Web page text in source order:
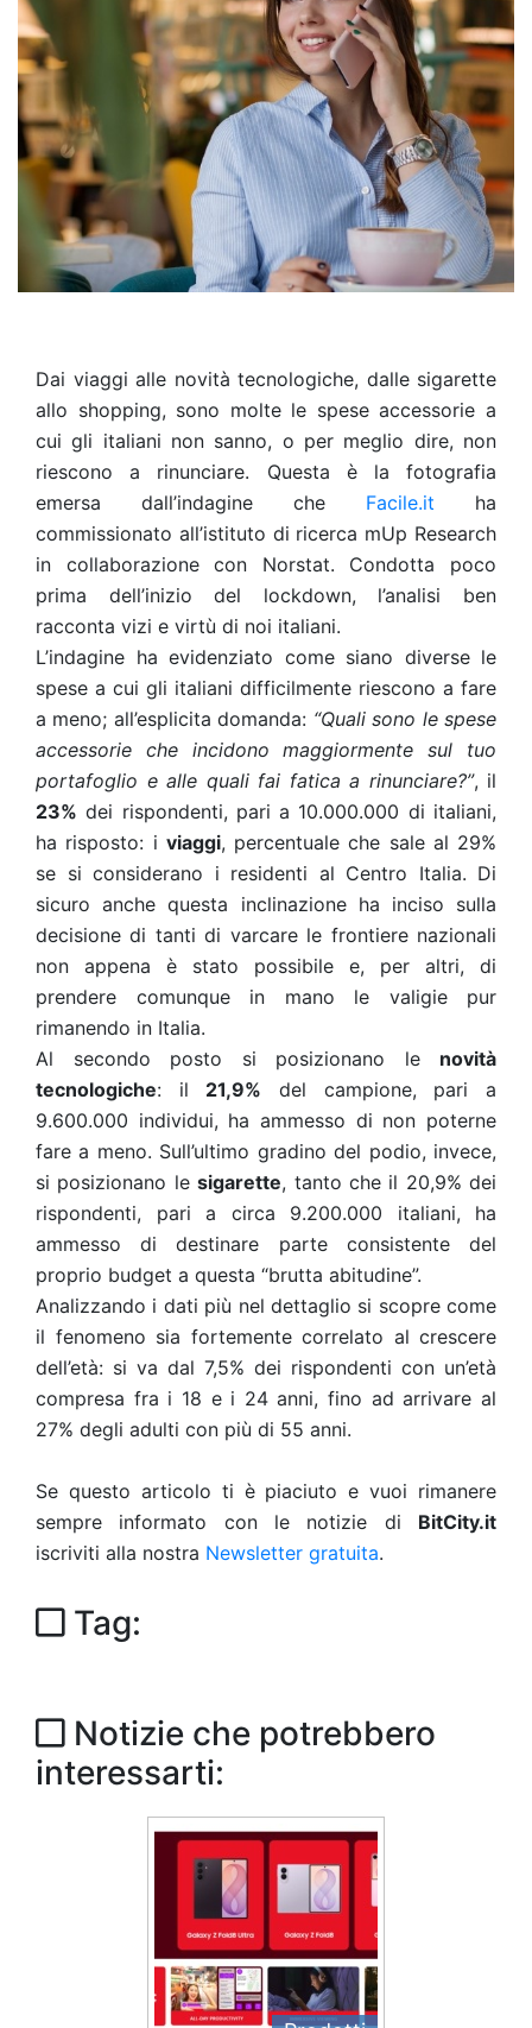
Dai viaggi alle novità tecnologiche, dalle sigarette
allo shopping, sono molte le spese accessorie a
cui gli italiani non sanno, o per meglio dire, non
riescono a rinunciare. Questa è la fotografia
emersa dall’indagine che Facile.it ha
commissionato all’istituto di ricerca mUp Research
in collaborazione con Norstat. Condotta poco
prima dell’inizio del lockdown, l’analisi ben
racconta vizi e virtù di noi italiani.
L’indagine ha evidenziato come siano diverse le
spese a cui gli italiani difficilmente riescono a fare
a meno; all’esplicita domanda: “Quali sono le spese
accessorie che incidono maggiormente sul tuo
portafoglio e alle quali fai fatica a rinunciare?”, il
23% dei rispondenti, pari a 10.000.000 di italiani,
ha risposto: i viaggi, percentuale che sale al 29%
se si considerano i residenti al Centro Italia. Di
sicuro anche questa inclinazione ha inciso sulla
decisione di tanti di varcare le frontiere nazionali
non appena è stato possibile e, per altri, di
prendere comunque in mano le valigie pur
rimanendo in Italia.
Al secondo posto si posizionano le novità
tecnologiche: il 21,9% del campione, pari a
9.600.000 individui, ha ammesso di non poterne
fare a meno. Sull’ultimo gradino del podio, invece,
si posizionano lesigarette, tanto che il 20,9% dei
rispondenti, pari a circa 9.200.000 italiani, ha
ammesso di destinare parte consistente del
proprio budget a questa “brutta abitudine”.
Analizzando i dati più nel dettaglio si scopre come
il fenomeno sia fortemente correlato al crescere
dell’età: si va dal 7,5% dei rispondenti con un’età
compresa fra i 18 e i 24 anni, fino ad arrivare al
27% degli adulti con più di 55 anni.
Se questo articolo ti è piaciuto e vuoi rimanere
sempre informato con le notizie di BitCity.it
iscriviti alla nostra Newsletter gratuita.
Tag:
Notizie che potrebbero
interessarti: